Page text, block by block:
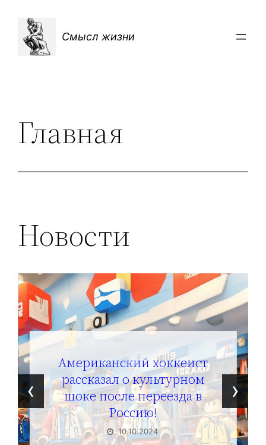
содержимому
Смысл жизни
Главная
Новости
Американский хоккеист
рассказал о культурном
шоке после переезда в
Россию!
10.10.2024
‹ ›